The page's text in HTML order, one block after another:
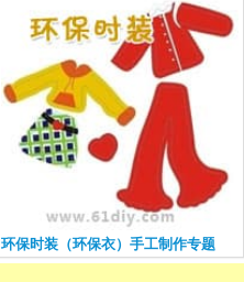
环保时装（环保衣）手工制作专题